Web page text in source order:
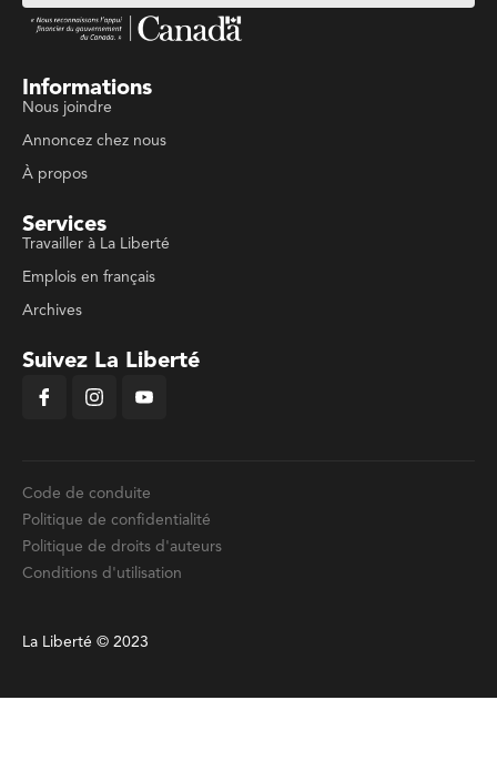
Informations
Nous joindre
Annoncez chez nous
À propos
Services
Travailler à La Liberté
Emplois en français
Archives
Suivez La Liberté
Code de conduite
Politique de confidentialité
Politique de droits d'auteurs
Conditions d'utilisation
La Liberté © 2023